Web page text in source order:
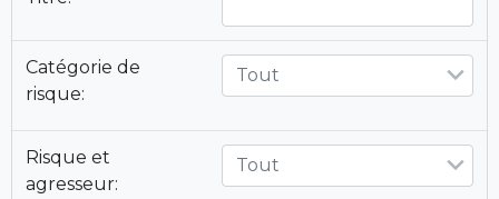
Catégorie de
risque:
Tout
Risque et
agresseur:
Tout